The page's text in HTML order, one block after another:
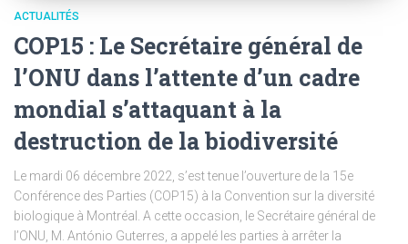
ACTUALITÉS
COP15 : Le Secrétaire général de
l’ONU dans l’attente d’un cadre
mondial s’attaquant à la
destruction de la biodiversité
Le mardi 06 décembre 2022, s’est tenue l’ouverture de la 15e
Conférence des Parties (COP15) à la Convention sur la diversité
biologique à Montréal. A cette occasion, le Secrétaire général de
l’ONU, M. António Guterres, a appelé les parties à arrêter la